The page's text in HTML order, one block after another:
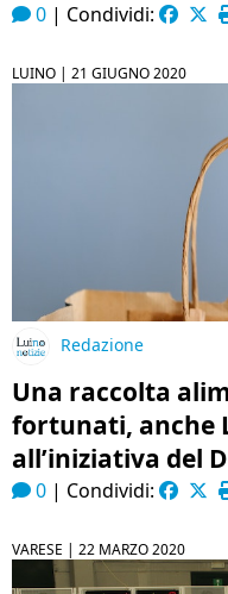
0 | Condividi:
LUINO | 21 GIUGNO 2020
Redazione
Una raccolta
fortunati, anche
all’iniziativa del
0 | Condividi:
VARESE | 22 MARZO 2020